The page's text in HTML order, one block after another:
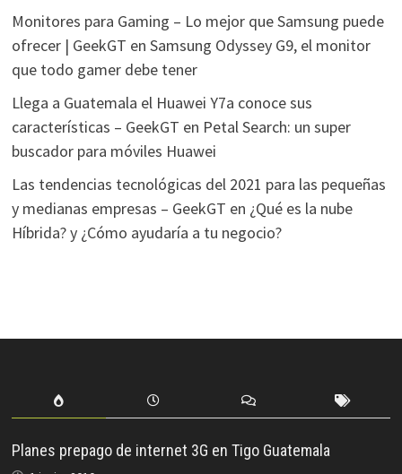
Monitores para Gaming – Lo mejor que Samsung puede
ofrecer | GeekGT en Samsung Odyssey G9, el monitor
que todo gamer debe tener
Llega a Guatemala el Huawei Y7a conoce sus
características – GeekGT en Petal Search: un super
buscador para móviles Huawei
Las tendencias tecnológicas del 2021 para las pequeñas
y medianas empresas – GeekGT en ¿Qué es la nube
Híbrida? y ¿Cómo ayudaría a tu negocio?
Planes prepago de internet 3G en Tigo Guatemala